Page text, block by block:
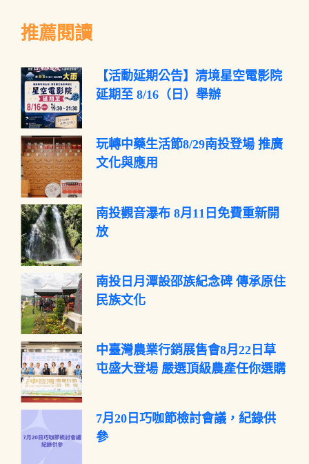
推薦閱讀
【活動延期公告】清境星空電影院
延期至 8/16（日）舉辦
玩轉中藥生活節8/29南投登場 推廣
文化與應用
南投觀音瀑布 8月11日免費重新開
放
南投日月潭設邵族紀念碑 傳承原住
民族文化
中臺灣農業行銷展售會8月22日草
屯盛大登場 嚴選頂級農產任你選購
7月20日巧咖節檢討會議，紀錄供
參